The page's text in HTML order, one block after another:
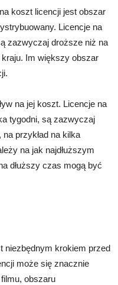
koszt licencji jest obszar
Licencje na
zazwyczaj droższe niż na
Im większy obszar
na jej koszt. Licencje na
tygodni, są zazwyczaj
przykład na kilka
na jak najdłuższym
dłuższy czas mogą być
niezbędnym krokiem przed
może się znacznie
obszaru